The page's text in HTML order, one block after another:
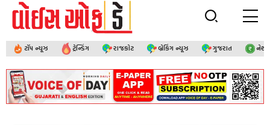
ટૉપ ન્યૂઝ ટ્રેન્ડિંગ રાજકોટ બ્રેકિંગ ન્યૂઝ ગુજરાત